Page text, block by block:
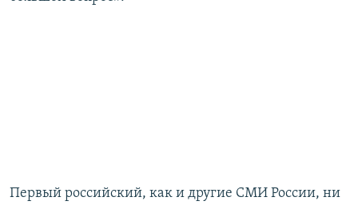
Первый российский, как и другие СМИ России, ни